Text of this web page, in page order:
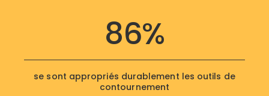
86%
se sont appropriés durablement les outils de
contournement